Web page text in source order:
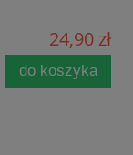
24,90 zł
do koszyka